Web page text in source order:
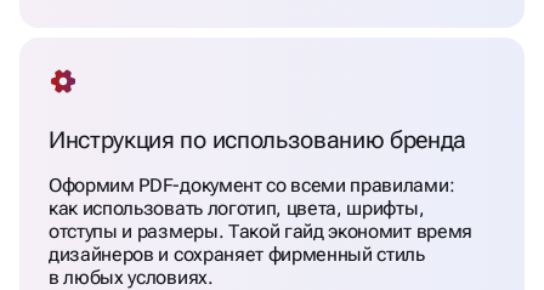
Инструкция по использованию бренда
Оформим PDF-документ со всеми правилами:
как использовать логотип, цвета, шрифты,
отступы и размеры. Такой гайд экономит время
дизайнеров и сохраняет фирменный стиль
в любых условиях.